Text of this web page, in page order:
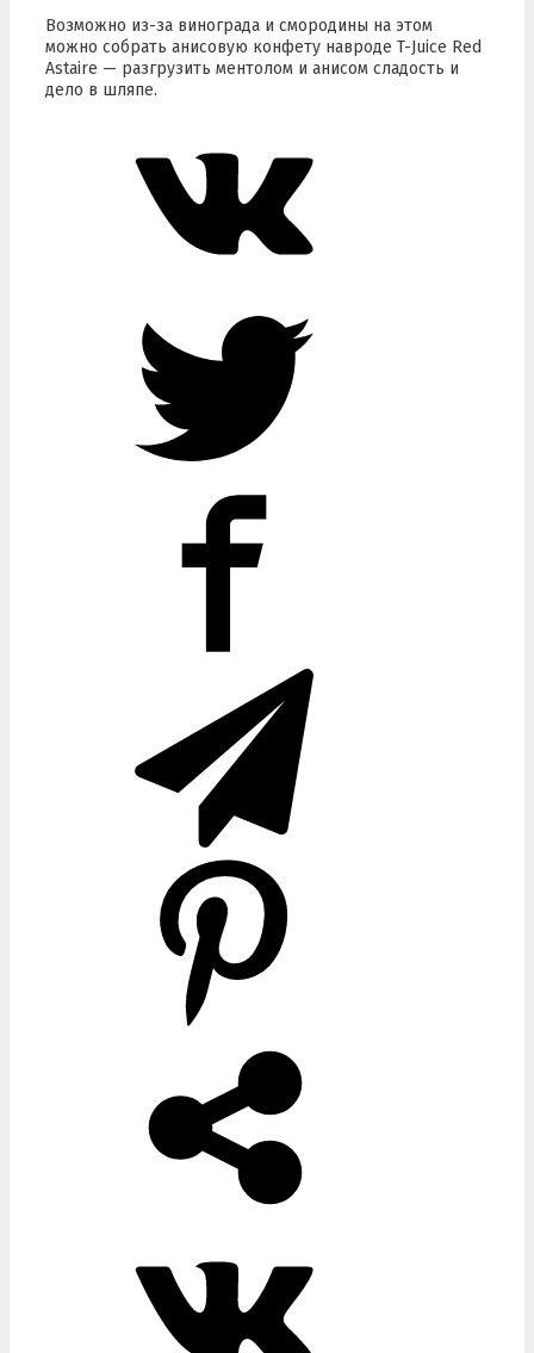
Возможно из-за винограда и смородины на этом
можно собрать анисовую конфету навроде T-Juice Red
Astaire — разгрузить ментолом и анисом сладость и
дело в шляпе.